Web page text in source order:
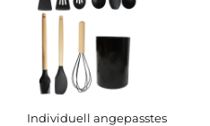
Individuell angepasstes